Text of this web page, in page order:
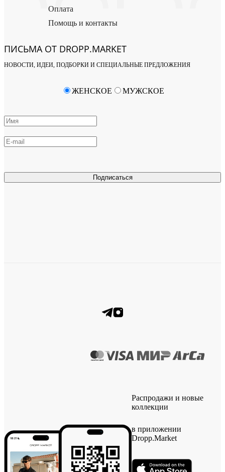
Оплата
Помощь и контакты
ПИСЬМА ОТ DROPP.MARKET
НОВОСТИ, ИДЕИ, ПОДБОРКИ И СПЕЦИАЛЬНЫЕ ПРЕДЛОЖЕНИЯ
Подписаться
ЖЕНСКОЕ МУЖСКОЕ
Распродажи и новые
коллекции
в приложении
Dropp.Market